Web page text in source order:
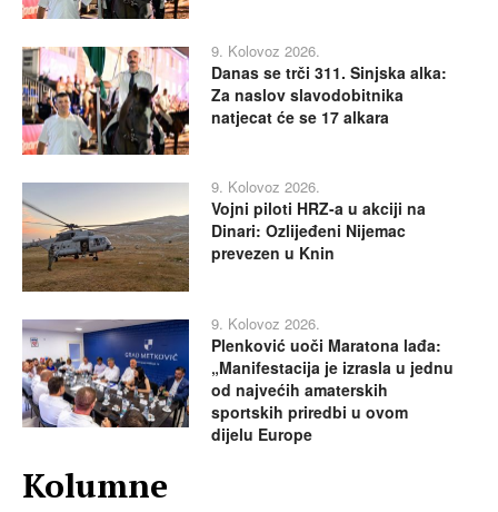
9. Kolovoz 2026.
Danas se trči 311. Sinjska alka:
Za naslov slavodobitnika
natjecat će se 17 alkara
9. Kolovoz 2026.
Vojni piloti HRZ-a u akciji na
Dinari: Ozlijeđeni Nijemac
prevezen u Knin
9. Kolovoz 2026.
Plenković uoči Maratona lađa:
„Manifestacija je izrasla u jednu
od najvećih amaterskih
sportskih priredbi u ovom
dijelu Europe
Kolumne